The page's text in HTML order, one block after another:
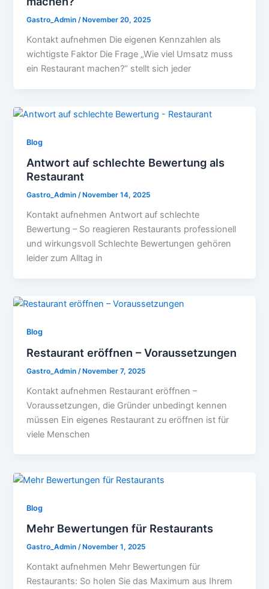
Gastro_Admin/ November 20, 2025
Kontakt aufnehmen Die eigenen Kennzahlen als
wichtigste Faktor Die Frage „Wie viel Umsatz muss
ein Restaurant machen?“ stellt sich jeder
Blog
Antwort auf schlechte Bewertung als
Restaurant
Gastro_Admin/ November 14, 2025
Kontakt aufnehmen Antwort auf schlechte
Bewertung – So reagieren Restaurants professionell
und wirkungsvoll Schlechte Bewertungen gehören
leider zum Alltag in
Blog
Restaurant eröffnen – Voraussetzungen
Gastro_Admin /November 7, 2025
Kontakt aufnehmen Restaurant eröffnen –
Voraussetzungen, die Gründer unbedingt kennen
müssen Ein eigenes Restaurant zu eröffnen ist für
viele Menschen
Blog
Mehr Bewertungen für Restaurants
Gastro_Admin/ November 1, 2025
Kontakt aufnehmen Mehr Bewertungen für
Restaurants: So holen Sie das Maximum aus Ihrem